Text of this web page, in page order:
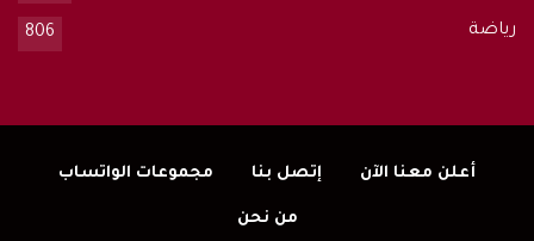
رياضة 806
أعلن معنا الآن إتصل بنا مجموعات الواتساب
من نحن